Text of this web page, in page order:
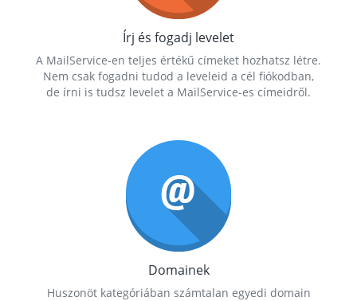
Írj és fogadj levelet
A MailService-en teljes értékű címeket hozhatsz létre.
Nem csak fogadni tudod a leveleid a cél fiókodban,
de írni is tudsz levelet a MailService-es címeidről.
Domainek
Huszonöt kategóriában számtalan egyedi domain